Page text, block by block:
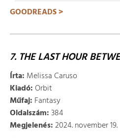
GOODREADS >
7. THE LAST HOUR
Írta: Melissa Caruso
Kiadó:Orbit
Műfaj: Fantasy
Oldalszám:384
Megjelenés:2024. november 19.